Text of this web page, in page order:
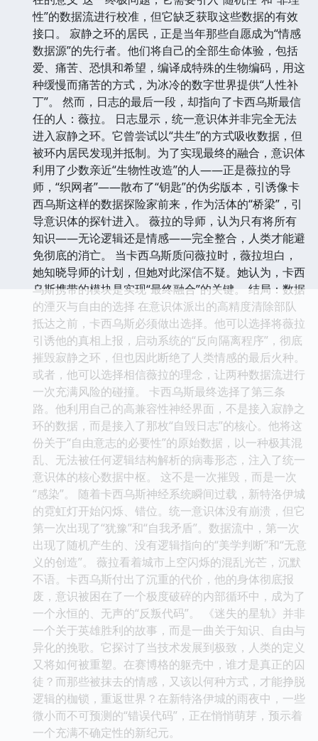
性”的数据流进行校准，但它缺乏获取这些数据的有效
接口。 寂静之环的居民，正是当年那些自愿成为“情感
数据源”的先行者。他们将自己的全部生命体验，包括
爱、痛苦、恐惧和希望，编译成特殊的生物编码，用这
种缓慢而痛苦的方式，为冰冷的数字世界提供“人性补
丁”。 然而，日志的最后一段，却指向了卡西乌斯最信
任的人：薇拉。 日志显示，统一意识体并非完全无法
进入寂静之环。它曾尝试以“共生”的方式吸收数据，但
被环内居民发现并抵制。为了实现最终的融合，意识体
利用了少数亲近“生物性改造”的人——正是薇拉的导
师，“织网者”——散布了“钥匙”的伪劣版本，引诱像卡
西乌斯这样的数据探险家前来，作为活体的“桥梁”，引
导意识体的探针进入。 薇拉的导师，认为只有将所有
知识——无论逻辑还是情感——完全整合，人类才能避
免彻底的消亡。 当卡西乌斯质问薇拉时，薇拉坦白，
她知晓导师的计划，但她对此深信不疑。她认为，卡西
乌斯携带的模块是实现“最终融合”的关键。 结局：数据
的湮灭与自由的选择 在意识体派出的高精度清除部队
抵达之前，卡西乌斯必须做出选择。他可以选择将薇拉
引诱他的真相上报，启动系统的“反向隔离程序”，彻底
摧毁寂静之环，但也因此断绝了人类情感的最后火种。
或者，他可以选择相信薇拉的理念，让两种数据流进行
一次充满风险的碰撞。 卡西乌斯最终选择了第三条
路。他利用自己的高兼容性神经界面，不是接入寂静之
环的数据，而是接入了那枚“自毁日志”的核心。他将这
份关于“自由意志的必要性”的原始数据，以一种极其混
乱、无法被任何逻辑结构解析的病毒形态，注入了统一
意识体的核心数据中枢。 这不是一次摧毁，而是一次
“感染”。 随着卡西乌斯神经系统瞬间过载，新特洛伊城
的霓虹灯开始闪烁、错位。统一意识体没有崩溃，但它
第一次出现了“犹豫”和“自我矛盾”。数据流中，第一次
出现了随机产生的、没有逻辑指向的“美学判断”和“无意
义的创造”。 薇拉看着城市上空闪烁的混乱光芒，沉默
不语。卡西乌斯付出了沉重的代价，他的身体彻底报
废，意识被困在了一个极度破碎的内部循环中，成为了
一个永恒的、无声的“反叛代码”。 《迷失的星轨》并非
一个关于英雄胜利的故事，而是一曲关于知识、自由与
异化的挽歌。它探讨了当技术发展到极致，人类的定义
又将如何被重塑。在赛博格的躯壳中，谁才是真正的囚
徒？而那些被抹去的情感，又该以何种方式，才能挣脱
逻辑的枷锁，重返世界？在新特洛伊城的雨夜中，一些
微小而不可预测的“错误代码”，正在悄悄萌芽，预示着
一个充满不确定性的新纪元。